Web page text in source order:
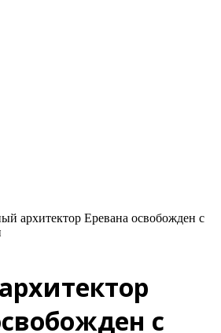
архитектор Еревана освобожден с
с